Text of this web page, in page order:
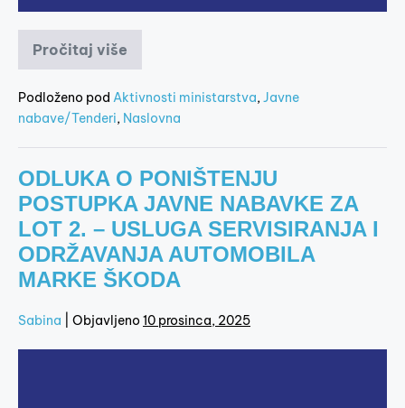
Pročitaj više
Podloženo pod Aktivnosti ministarstva,Javne
nabave/Tenderi, Naslovna
ODLUKA O PONIŠTENJU
POSTUPKA JAVNE NABAVKE ZA
LOT 2. – USLUGA SERVISIRANJA I
ODRŽAVANJA AUTOMOBILA
MARKE ŠKODA
Sabina Objavljeno 10 prosinca, 2025